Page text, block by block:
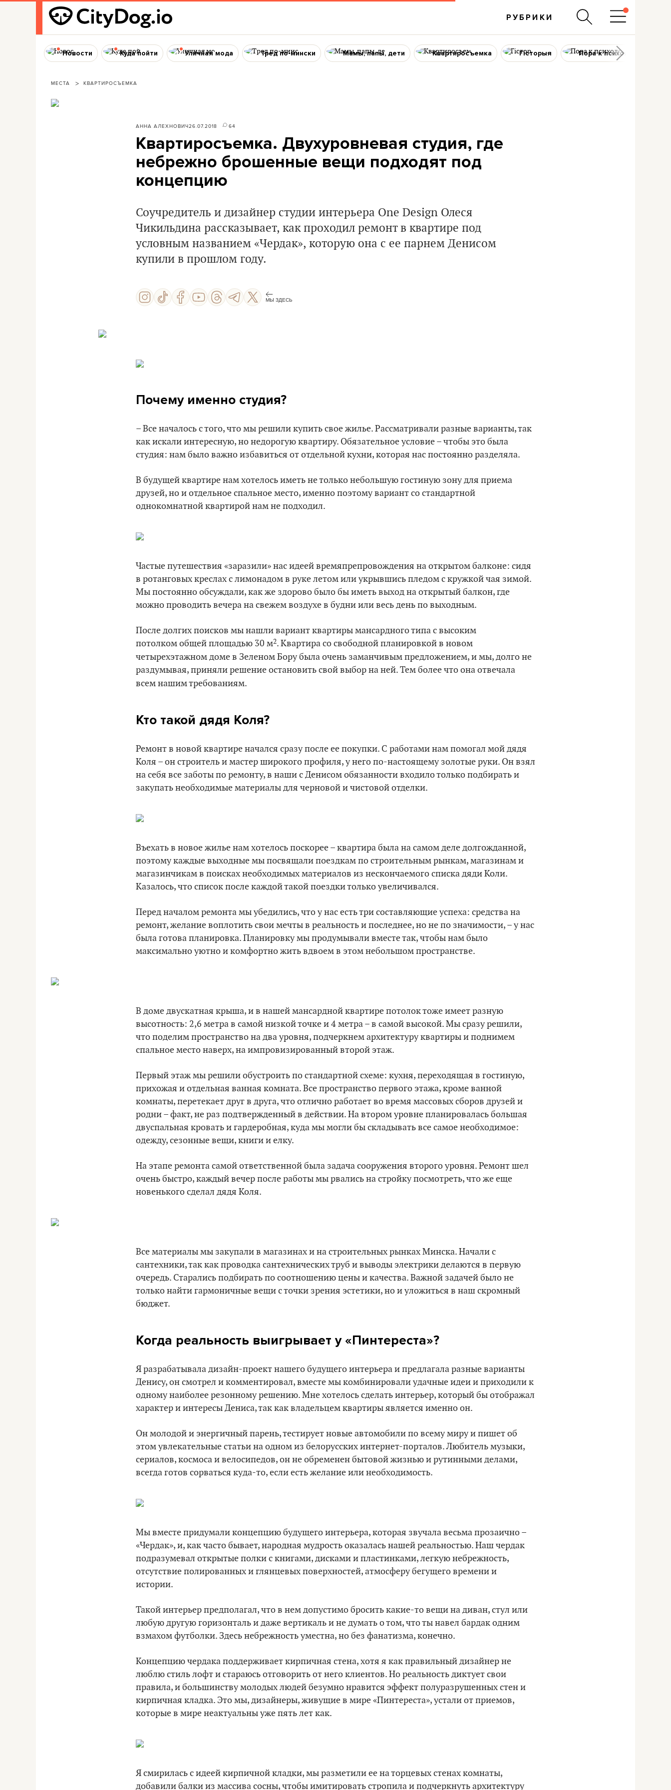
РУБРИКИ
Новости Куда пойти Уличная мода Тред по-мински Мамы, папы, дети Квартиросъемка Гісторыя Пора к психологу
МЕСТА КВАРТИРОСЪЕМКА
АННА АЛЕХНОВИЧ26.07.2018 64
Квартиросъемка. Двухуровневая студия, где
небрежно брошенные вещи подходят под
концепцию
Соучредитель и дизайнер студии интерьера One Design Олеся
Чикильдина рассказывает, как проходил ремонт в квартире под
условным названием «Чердак», которую она с ее парнем Денисом
купили в прошлом году.
МЫ ЗДЕСЬ
Почему именно студия?
– Все началось с того, что мы решили купить свое жилье. Рассматривали разные варианты, так
как искали интересную, но недорогую квартиру. Обязательное условие – чтобы это была
студия: нам было важно избавиться от отдельной кухни, которая нас постоянно разделяла.
В будущей квартире нам хотелось иметь не только небольшую гостиную зону для приема
друзей, но и отдельное спальное место, именно поэтому вариант со стандартной
однокомнатной квартирой нам не подходил.
Частые путешествия «заразили» нас идеей времяпрепровождения на открытом балконе: сидя
в ротанговых креслах с лимонадом в руке летом или укрывшись пледом с кружкой чая зимой.
Мы постоянно обсуждали, как же здорово было бы иметь выход на открытый балкон, где
можно проводить вечера на свежем воздухе в будни или весь день по выходным.
После долгих поисков мы нашли вариант квартиры мансардного типа с высоким
потолком общей площадью 30 м2. Квартира со свободной планировкой в новом
четырехэтажном доме в Зеленом Бору была очень заманчивым предложением, и мы, долго не
раздумывая, приняли решение остановить свой выбор на ней. Тем более что она отвечала
всем нашим требованиям.
Кто такой дядя Коля?
Ремонт в новой квартире начался сразу после ее покупки. С работами нам помогал мой дядя
Коля – он строитель и мастер широкого профиля, у него по-настоящему золотые руки. Он взял
на себя все заботы по ремонту, в наши с Денисом обязанности входило только подбирать и
закупать необходимые материалы для черновой и чистовой отделки.
Въехать в новое жилье нам хотелось поскорее – квартира была на самом деле долгожданной,
поэтому каждые выходные мы посвящали поездкам по строительным рынкам, магазинам и
магазинчикам в поисках необходимых материалов из нескончаемого списка дяди Коли.
Казалось, что список после каждой такой поездки только увеличивался.
Перед началом ремонта мы убедились, что у нас есть три составляющие успеха: средства на
ремонт, желание воплотить свои мечты в реальность и последнее, но не по значимости, – у нас
была готова планировка. Планировку мы продумывали вместе так, чтобы нам было
максимально уютно и комфортно жить вдвоем в этом небольшом пространстве.
В доме двускатная крыша, и в нашей мансардной квартире потолок тоже имеет разную
высотность: 2,6 метра в самой низкой точке и 4 метра – в самой высокой. Мы сразу решили,
что поделим пространство на два уровня, подчеркнем архитектуру квартиры и поднимем
спальное место наверх, на импровизированный второй этаж.
Первый этаж мы решили обустроить по стандартной схеме: кухня, переходящая в гостиную,
прихожая и отдельная ванная комната. Все пространство первого этажа, кроме ванной
комнаты, перетекает друг в друга, что отлично работает во время массовых сборов друзей и
родни – факт, не раз подтвержденный в действии. На втором уровне планировалась большая
двуспальная кровать и гардеробная, куда мы могли бы складывать все самое необходимое:
одежду, сезонные вещи, книги и елку.
На этапе ремонта самой ответственной была задача сооружения второго уровня. Ремонт шел
очень быстро, каждый вечер после работы мы рвались на стройку посмотреть, что же еще
новенького сделал дядя Коля.
Все материалы мы закупали в магазинах и на строительных рынках Минска. Начали с
сантехники, так как проводка сантехнических труб и выводы электрики делаются в первую
очередь. Старались подбирать по соотношению цены и качества. Важной задачей было не
только найти гармоничные вещи с точки зрения эстетики, но и уложиться в наш скромный
бюджет.
Когда реальность выигрывает у «Пинтереста»?
Я разрабатывала дизайн-проект нашего будущего интерьера и предлагала разные варианты
Денису, он смотрел и комментировал, вместе мы комбинировали удачные идеи и приходили к
одному наиболее резонному решению. Мне хотелось сделать интерьер, который бы отображал
характер и интересы Дениса, так как владельцем квартиры является именно он.
Он молодой и энергичный парень, тестирует новые автомобили по всему миру и пишет об
этом увлекательные статьи на одном из белорусских интернет-порталов. Любитель музыки,
сериалов, космоса и велосипедов, он не обременен бытовой жизнью и рутинными делами,
всегда готов сорваться куда-то, если есть желание или необходимость.
Мы вместе придумали концепцию будущего интерьера, которая звучала весьма прозаично –
«Чердак», и, как часто бывает, народная мудрость оказалась нашей реальностью. Наш чердак
подразумевал открытые полки с книгами, дисками и пластинками, легкую небрежность,
отсутствие полированных и глянцевых поверхностей, атмосферу бегущего времени и
истории.
Такой интерьер предполагал, что в нем допустимо бросить какие-то вещи на диван, стул или
любую другую горизонталь и даже вертикаль и не думать о том, что ты навел бардак одним
взмахом футболки. Здесь небрежность уместна, но без фанатизма, конечно.
Концепцию чердака поддерживает кирпичная стена, хотя я как правильный дизайнер не
люблю стиль лофт и стараюсь отговорить от него клиентов. Но реальность диктует свои
правила, и большинству молодых людей безумно нравится эффект полуразрушенных стен и
кирпичная кладка. Это мы, дизайнеры, живущие в мире «Пинтереста», устали от приемов,
которые в мире неактуальны уже пять лет как.
Я смирилась с идеей кирпичной кладки, мы разметили ее на торцевых стенах комнаты,
добавили балки из массива сосны, чтобы имитировать стропила и подчеркнуть архитектуру